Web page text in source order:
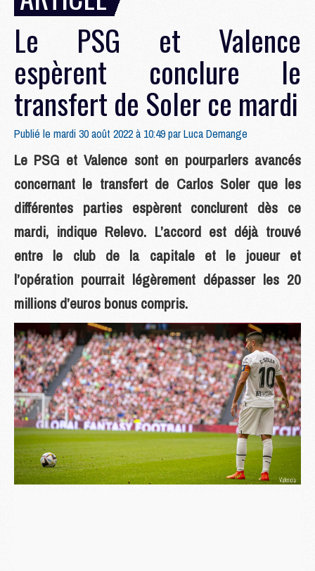
Le PSG et Valence
espèrent conclure le
transfert de Soler ce mardi
Publié le mardi 30 août 2022 à 10:49 parLuca Demange
Le PSG et Valence sont en pourparlers avancés
concernant le transfert de Carlos Soler que les
différentes parties espèrent conclurent dès ce
mardi, indique Relevo. L’accord est déjà trouvé
entre le club de la capitale et le joueur et
l’opération pourrait légèrement dépasser les 20
millions d’euros bonus compris.